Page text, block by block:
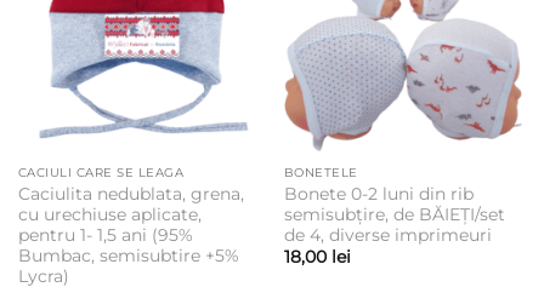
CACIULI CARE SE LEAGA
Caciulita nedublata, grena,
cu urechiuse aplicate,
pentru 1- 1,5 ani (95%
Bumbac, semisubtire +5%
Lycra)
BONETELE
Bonete 0-2 luni din rib
semisubțire, de BĂIEȚI/set
de 4, diverse imprimeuri
18,00 lei